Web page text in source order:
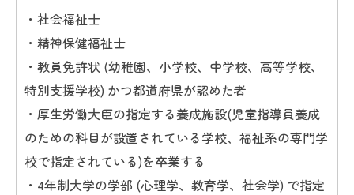
・社会福祉士
・精神保健福祉士
・教員免許状 (幼稚園、小学校、中学校、高等学校、
特別支援学校) かつ都道府県が認めた者
・厚生労働大臣の指定する養成施設(児童指導員養成
のための科目が設置されている学校、福祉系の専門学
校で指定されている)を卒業する
・4年制大学の学部 (心理学、教育学、社会学) で指定